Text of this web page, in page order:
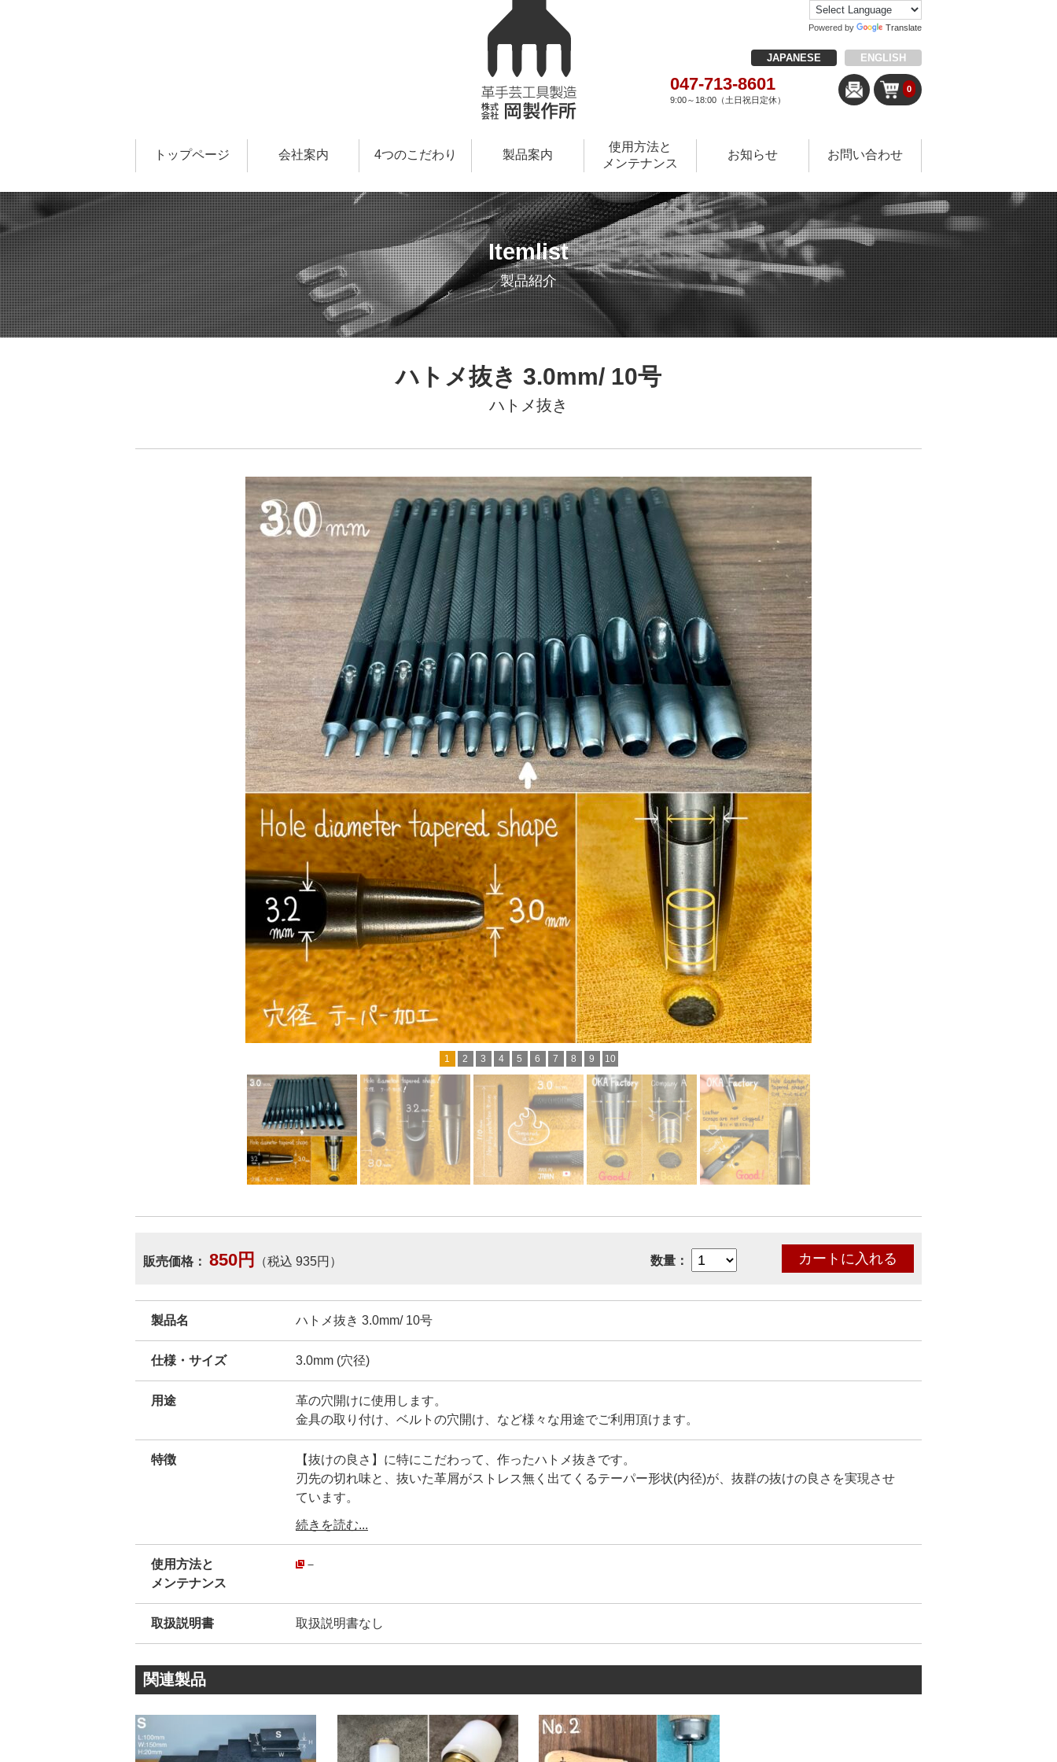
Powered by Translate
JAPANESE ENGLISH
047-713-8601
9:00～18:00（土日祝日定休）
0
トップページ 会社案内 4つのこだわり 製品案内
使用方法と
メンテナンス
お知らせ お問い合わせ
Itemlist
製品紹介
ハトメ抜き 3.0mm/ 10号
ハトメ抜き
1 2 3 4 5 6 7 8 9 10
販売価格： 850円 （税込 935円） 数量：
製品名 ハトメ抜き 3.0mm/ 10号
仕様・サイズ 3.0mm (穴径)
用途
革の穴開けに使用します。
金具の取り付け、ベルトの穴開け、など様々な用途でご利用頂けます。
特徴
【抜けの良さ】に特にこだわって、作ったハトメ抜きです。
刃先の切れ味と、抜いた革屑がストレス無く出てくるテーパー形状(内径)が、抜群の抜けの良さを実現させ
ています。
・
ー内径テーパー形状ー
弊社独自の加工で、内径をテーパー形状にする事に成功しました。
・
ー刃先の形状ー
刃の形状をアールにする事【かまぼこ刃】にこだわりました。
他社製品の様に、最初だけの切れ味を重視した、薄く耐久性の無い刃先ではありません。
更に、刃先を【研磨】して抜けの良さを向上させています。
続きを読む...
使用方法と
メンテナンス
－
取扱説明書 取扱説明書なし
関連製品